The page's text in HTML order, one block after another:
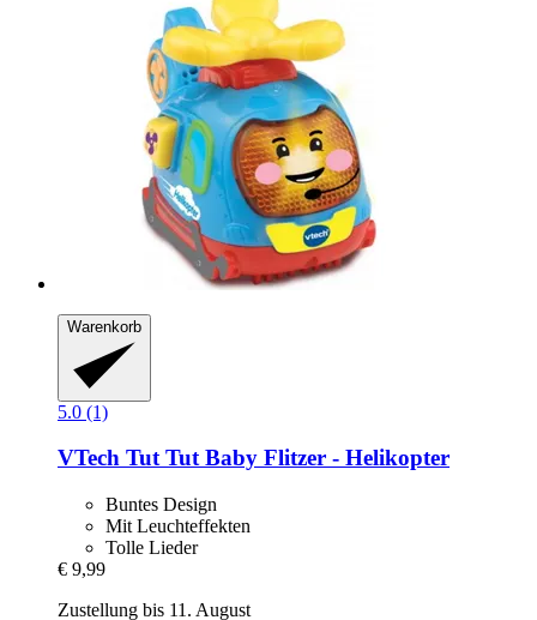
Warenkorb
5.0 (1)
VTech Tut Tut Baby Flitzer -​ Helikopter
Buntes Design
Mit Leuchteffekten
Tolle Lieder
€ 9,99
Zustellung bis 11. August